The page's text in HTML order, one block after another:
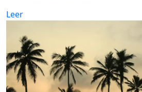
Leer